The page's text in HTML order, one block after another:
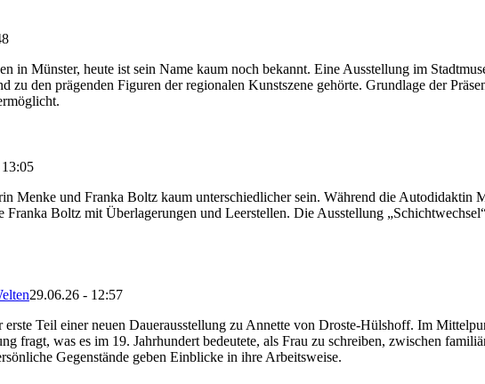
in Münster, heute ist sein Name kaum noch bekannt. Eine Ausstellung im
den prägenden Figuren der regionalen Kunstszene gehörte. Grundlage der
Menke und Franka Boltz kaum unterschiedlicher sein. Während die Autodidaktin
Franka Boltz mit Überlagerungen und Leerstellen. Die Ausstellung
29.06.26 - 12:57
Teil einer neuen Dauerausstellung zu Annette von Droste-Hülshoff. Im
fragt, was es im 19. Jahrhundert bedeutete, als Frau zu schreiben, zwischen
Gegenstände geben Einblicke in ihre Arbeitsweise.